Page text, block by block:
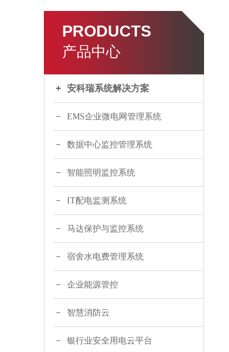
PRODUCTS
产品中心
安科瑞系统解决方案
EMS企业微电网管理系统
数据中心监控管理系统
智能照明监控系统
IT配电监测系统
马达保护与监控系统
宿舍水电费管理系统
企业能源管控
智慧消防云
银行业安全用电云平台